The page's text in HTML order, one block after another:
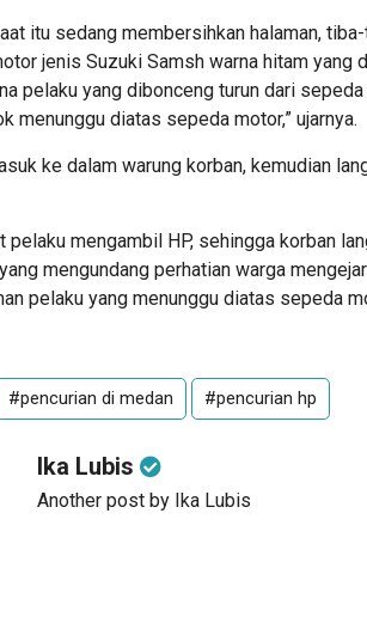
itu sedang membersihkan halaman,
jenis Suzuki Samsh warna hitam yang
pelaku yang dibonceng turun dari
menunggu diatas sepeda motor,” ujarnya.
ke dalam warung korban, kemudian
pelaku mengambil HP, sehingga korban
mengundang perhatian warga
pelaku yang menunggu diatas sepeda
#pencurian di medan #pencurian hp
Ika Lubis
Another post by Ika Lubis